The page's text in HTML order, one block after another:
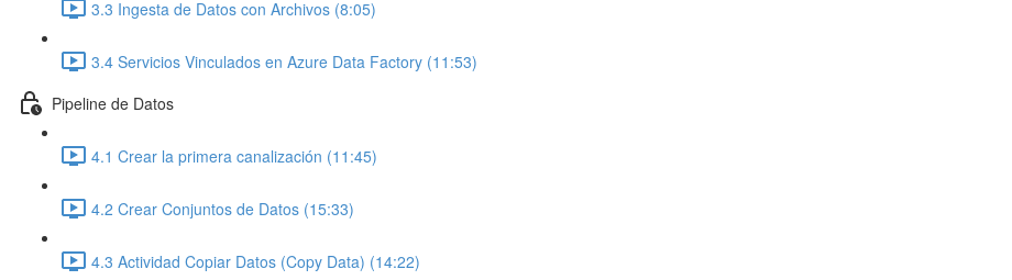
3.3 Ingesta de Datos con Archivos (8:05)
3.4 Servicios Vinculados en Azure Data Factory (11:53)
Pipeline de Datos
4.1 Crear la primera canalización (11:45)
4.2 Crear Conjuntos de Datos (15:33)
4.3 Actividad Copiar Datos (Copy Data) (14:22)